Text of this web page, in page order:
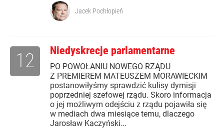
Jacek Pochłopień
Niedyskrecje parlamentarne
PO POWOŁANIU NOWEGO RZĄDU
Z PREMIEREM MATEUSZEM MORAWIECKIM
postanowiłyśmy sprawdzić kulisy dymisji
poprzedniej szefowej rządu. Skoro informacja
o jej możliwym odejściu z rządu pojawiła się
w mediach dwa miesiące temu, dlaczego
Jarosław Kaczyński...
12